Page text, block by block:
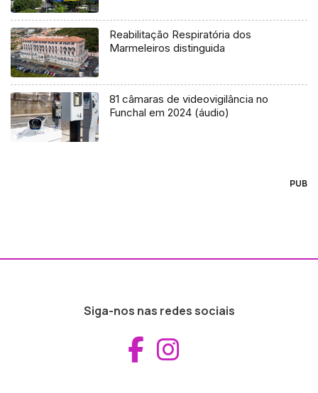
Reabilitação Respiratória dos
Marmeleiros distinguida
81 câmaras de videovigilância no
Funchal em 2024 (áudio)
PUB
Siga-nos nas redes sociais
Aceder ao